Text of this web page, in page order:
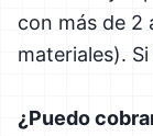
con más de 2
materiales).
¿Puedo